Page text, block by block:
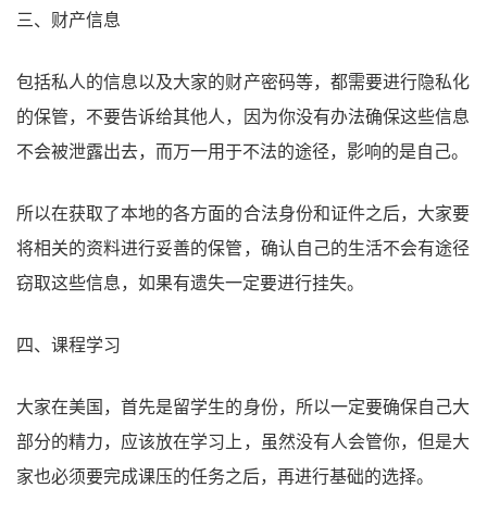
三、财产信息
包括私人的信息以及大家的财产密码等，都需要进行隐私化
的保管，不要告诉给其他人，因为你没有办法确保这些信息
不会被泄露出去，而万一用于不法的途径，影响的是自己。
所以在获取了本地的各方面的合法身份和证件之后，大家要
将相关的资料进行妥善的保管，确认自己的生活不会有途径
窃取这些信息，如果有遗失一定要进行挂失。
四、课程学习
大家在美国，首先是留学生的身份，所以一定要确保自己大
部分的精力，应该放在学习上，虽然没有人会管你，但是大
家也必须要完成课压的任务之后，再进行基础的选择。